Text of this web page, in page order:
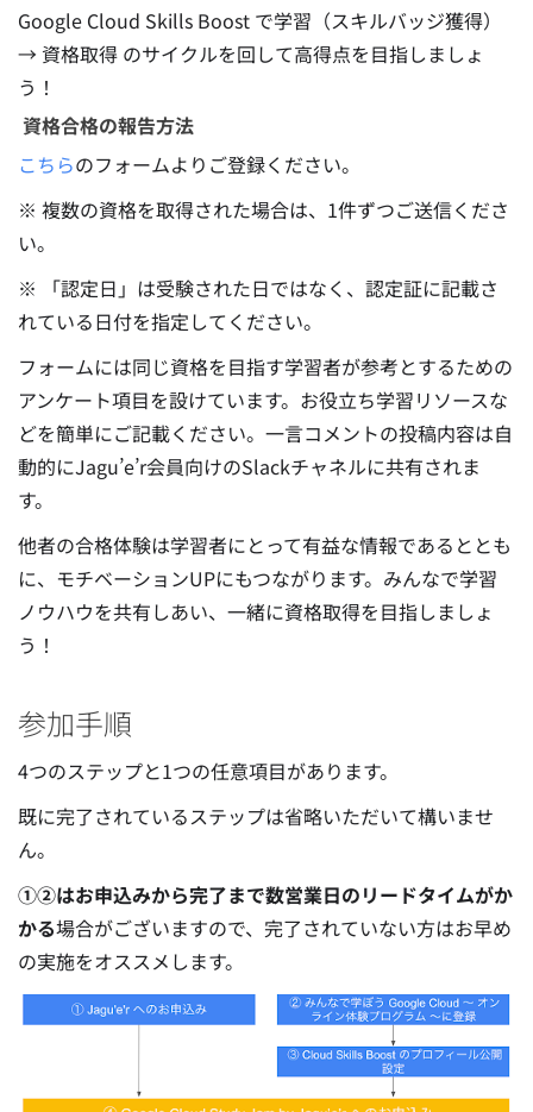
Google Cloud Skills Boost で学習（スキルバッジ獲得）
→ 資格取得 のサイクルを回して高得点を目指しましょ
う！
資格合格の報告方法
こちらのフォームよりご登録ください。
※ 複数の資格を取得された場合は、1件ずつご送信くださ
い。
※ 「認定日」は受験された日ではなく、認定証に記載さ
れている日付を指定してください。
フォームには同じ資格を目指す学習者が参考とするための
アンケート項目を設けています。お役立ち学習リソースな
どを簡単にご記載ください。一言コメントの投稿内容は自
動的にJagu’e’r会員向けのSlackチャネルに共有されま
す。
他者の合格体験は学習者にとって有益な情報であるととも
に、モチベーションUPにもつながります。みんなで学習
ノウハウを共有しあい、一緒に資格取得を目指しましょ
う！
参加手順
4つのステップと1つの任意項目があります。
既に完了されているステップは省略いただいて構いませ
ん。
①②はお申込みから完了まで数営業日のリードタイムがか
かる場合がございますので、完了されていない方はお早め
の実施をオススメします。